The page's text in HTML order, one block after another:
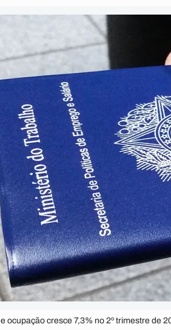
ocupação cresce 7,3% no 2º trimestre de